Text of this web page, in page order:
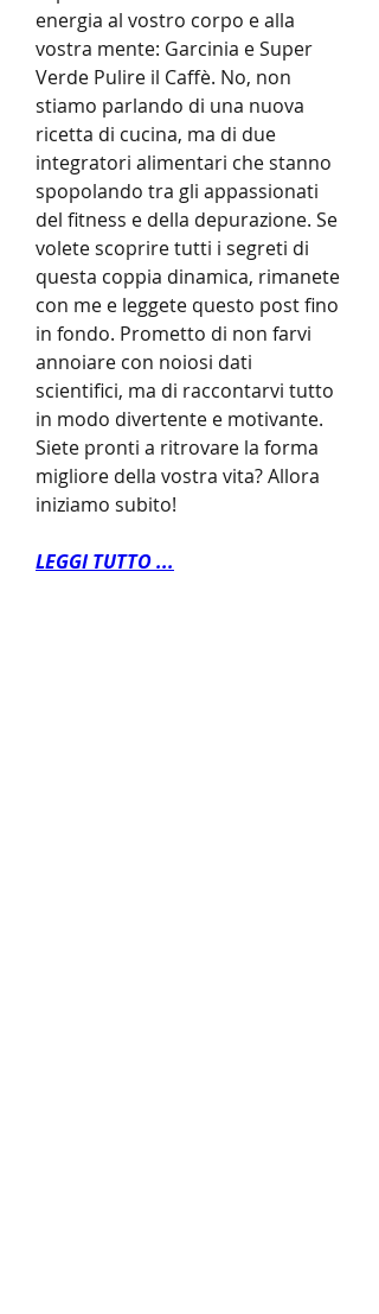
energia al vostro corpo e alla
vostra mente: Garcinia e Super
Verde Pulire il Caffè. No, non
stiamo parlando di una nuova
ricetta di cucina, ma di due
integratori alimentari che stanno
spopolando tra gli appassionati
del fitness e della depurazione. Se
volete scoprire tutti i segreti di
questa coppia dinamica, rimanete
con me e leggete questo post fino
in fondo. Prometto di non farvi
annoiare con noiosi dati
scientifici, ma di raccontarvi tutto
in modo divertente e motivante.
Siete pronti a ritrovare la forma
migliore della vostra vita? Allora
iniziamo subito!
LEGGI TUTTO ...